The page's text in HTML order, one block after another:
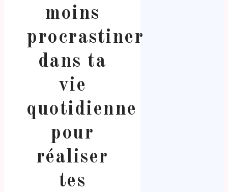
moins
procrastiner
dans ta
vie
quotidienne
pour
réaliser
tes